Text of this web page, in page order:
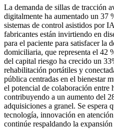
La demanda de sillas de tracción
digitalmente ha aumentado un 37
sistemas de control asistidos por
fabricantes están invirtiendo en
para el paciente para satisfacer la
domiciliaria, que representa el 42
del capital riesgo ha crecido un
rehabilitación portátiles y
pública centradas en el bienestar
el potencial de colaboración entre
contribuyendo a un aumento del
adquisiciones a granel. Se espera
tecnología, innovación en
continúe respaldando la